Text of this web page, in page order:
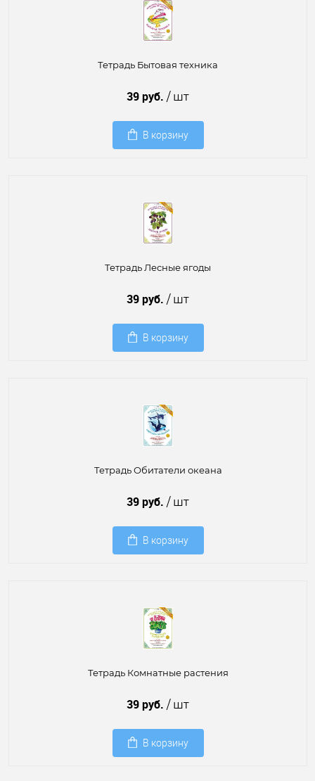
Тетрадь Бытовая техника
39 руб. / шт
В корзину
Тетрадь Лесные ягоды
39 руб. / шт
В корзину
Тетрадь Обитатели океана
39 руб. / шт
В корзину
Тетрадь Комнатные растения
39 руб. / шт
В корзину